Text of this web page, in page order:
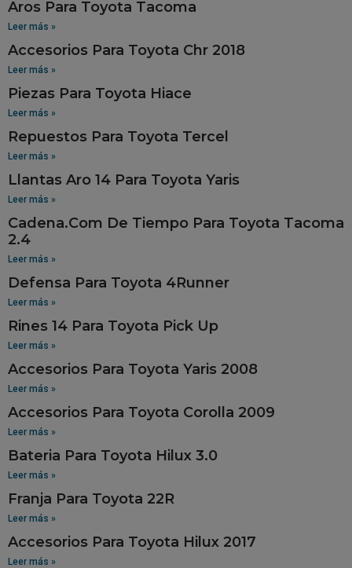
Aros Para Toyota Tacoma
Leer más »
Accesorios Para Toyota Chr 2018
Leer más »
Piezas Para Toyota Hiace
Leer más »
Repuestos Para Toyota Tercel
Leer más »
Llantas Aro 14 Para Toyota Yaris
Leer más »
Cadena.Com De Tiempo Para Toyota Tacoma
2.4
Leer más »
Defensa Para Toyota 4Runner
Leer más »
Rines 14 Para Toyota Pick Up
Leer más »
Accesorios Para Toyota Yaris 2008
Leer más »
Accesorios Para Toyota Corolla 2009
Leer más »
Bateria Para Toyota Hilux 3.0
Leer más »
Franja Para Toyota 22R
Leer más »
Accesorios Para Toyota Hilux 2017
Leer más »